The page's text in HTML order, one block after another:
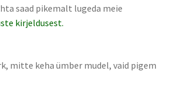
saad pikemalt lugeda meie
kirjeldusest.
mitte keha ümber mudel, vaid pigem